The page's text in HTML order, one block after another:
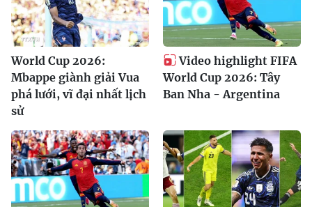
World Cup 2026:
Mbappe giành giải Vua
phá lưới, vĩ đại nhất lịch
sử
Video highlight FIFA
World Cup 2026: Tây
Ban Nha - Argentina